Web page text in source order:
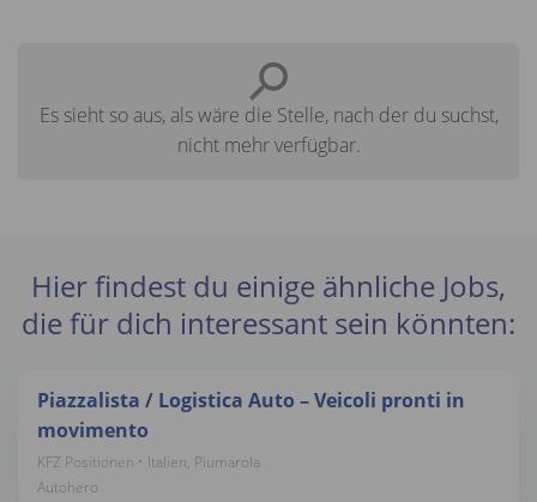
Es sieht so aus, als wäre die Stelle, nach der du suchst,
nicht mehr verfügbar.
Hier findest du einige ähnliche Jobs,
die für dich interessant sein könnten:
Piazzalista / Logistica Auto – Veicoli pronti in
movimento
KFZ Positionen • Italien, Piumarola
Autohero